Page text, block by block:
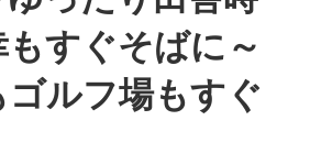
もすぐそばに～
ルフ場もすぐ